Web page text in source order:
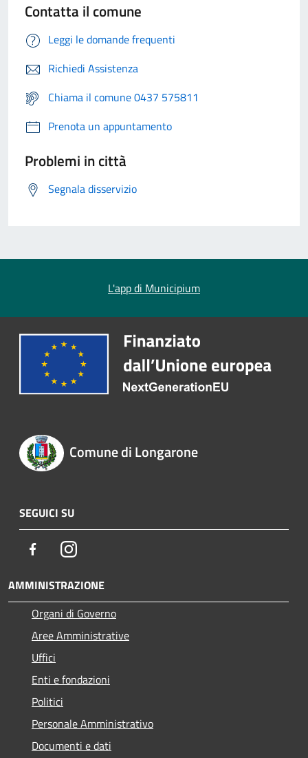
Contatta il comune
Leggi le domande frequenti
Richiedi Assistenza
Chiama il comune 0437 575811
Prenota un appuntamento
Problemi in città
Segnala disservizio
L'app di Municipium
Comune di Longarone
SEGUICI SU
FacebookInstagram
AMMINISTRAZIONE
Organi di Governo
Aree Amministrative
Uffici
Enti e fondazioni
Politici
Personale Amministrativo
Documenti e dati